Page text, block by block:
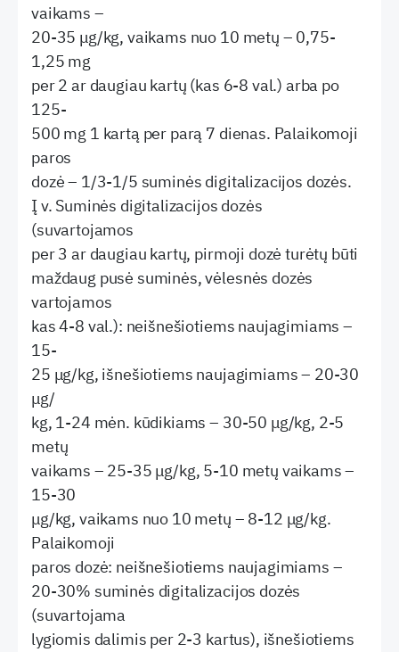
vaikams –
20-35 μg/kg, vaikams nuo 10 metų – 0,75-
1,25 mg
per 2 ar daugiau kartų (kas 6-8 val.) arba po
125-
500 mg 1 kartą per parą 7 dienas. Palaikomoji
paros
dozė – 1/3-1/5 suminės digitalizacijos dozės.
Į v. Suminės digitalizacijos dozės
(suvartojamos
per 3 ar daugiau kartų, pirmoji dozė turėtų būti
maždaug pusė suminės, vėlesnės dozės
vartojamos
kas 4-8 val.): neišnešiotiems naujagimiams –
15-
25 μg/kg, išnešiotiems naujagimiams – 20-30
μg/
kg, 1-24 mėn. kūdikiams – 30-50 μg/kg, 2-5
metų
vaikams – 25-35 μg/kg, 5-10 metų vaikams –
15-30
μg/kg, vaikams nuo 10 metų – 8-12 μg/kg.
Palaikomoji
paros dozė: neišnešiotiems naujagimiams –
20-30% suminės digitalizacijos dozės
(suvartojama
lygiomis dalimis per 2-3 kartus), išnešiotiems